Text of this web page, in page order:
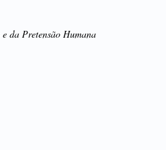
da Pretensão Humana